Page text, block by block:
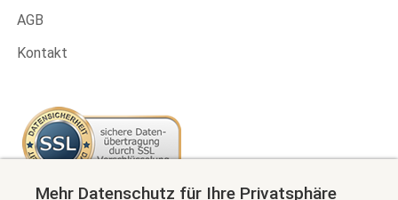
AGB
Kontakt
Mehr Datenschutz für Ihre Privatsphäre